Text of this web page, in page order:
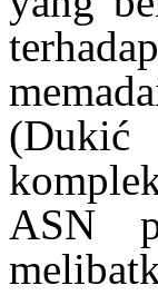
terhadap
(Dukić
ASN